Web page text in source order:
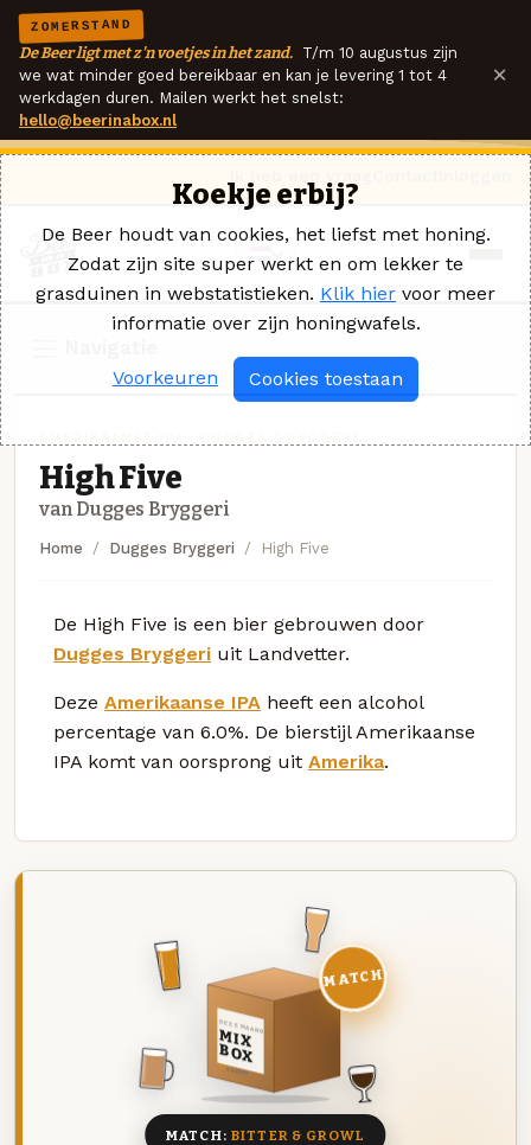
ZOMERSTAND
De Beer ligt met z'n voetjes in het zand. T/m 10 augustus zijn
we wat minder goed bereikbaar en kan je levering 1 tot 4
werkdagen duren. Mailen werkt het snelst:
hello@beerinabox.nl
×
High Five
van Dugges Bryggeri
Home Dugges Bryggeri High Five
De High Five is een bier gebrouwen door
Dugges Bryggeri uit Landvetter.
Deze Amerikaanse IPA heeft een alcohol
percentage van 6.0%. De bierstijl Amerikaanse
IPA komt van oorsprong uit Amerika.
DEZE MAAND
MIX
BOX
8 BIEREN
MATCH
MATCH: BITTER & GROWL
Koekje erbij?
De Beer houdt van cookies, het liefst met honing.
Zodat zijn site super werkt en om lekker te
grasduinen in webstatistieken. Klik hier voor meer
informatie over zijn honingwafels.
Voorkeuren Cookies toestaan